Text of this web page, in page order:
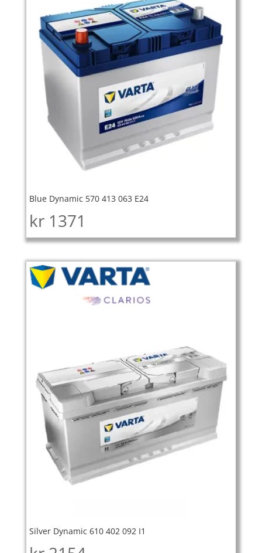
Blue Dynamic 570 413 063 E24
kr 1371
Silver Dynamic 610 402 092 I1